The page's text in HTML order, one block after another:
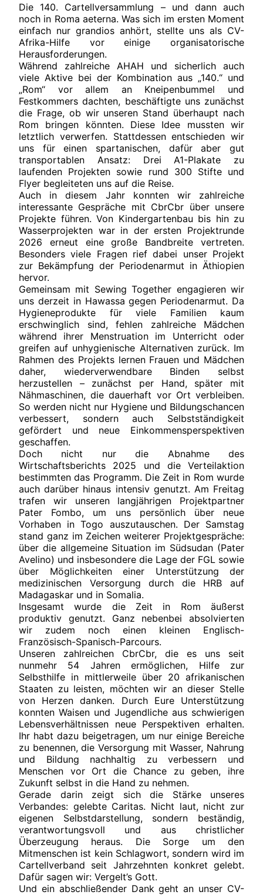
Die 140. Cartellversammlung – und dann auch
noch in Roma aeterna. Was sich im ersten Moment
einfach nur grandios anhört, stellte uns als CV-
Afrika-Hilfe vor einige organisatorische
Herausforderungen.
Während zahlreiche AHAH und sicherlich auch
viele Aktive bei der Kombination aus „140.“ und
„Rom“ vor allem an Kneipenbummel und
Festkommers dachten, beschäftigte uns zunächst
die Frage, ob wir unseren Stand überhaupt nach
Rom bringen könnten. Diese Idee mussten wir
letztlich verwerfen. Stattdessen entschieden wir
uns für einen spartanischen, dafür aber gut
transportablen Ansatz: Drei A1-Plakate zu
laufenden Projekten sowie rund 300 Stifte und
Flyer begleiteten uns auf die Reise.
Auch in diesem Jahr konnten wir zahlreiche
interessante Gespräche mit CbrCbr über unsere
Projekte führen. Von Kindergartenbau bis hin zu
Wasserprojekten war in der ersten Projektrunde
2026 erneut eine große Bandbreite vertreten.
Besonders viele Fragen rief dabei unser Projekt
zur Bekämpfung der Periodenarmut in Äthiopien
hervor.
Gemeinsam mit Sewing Together engagieren wir
uns derzeit in Hawassa gegen Periodenarmut. Da
Hygieneprodukte für viele Familien kaum
erschwinglich sind, fehlen zahlreiche Mädchen
während ihrer Menstruation im Unterricht oder
greifen auf unhygienische Alternativen zurück. Im
Rahmen des Projekts lernen Frauen und Mädchen
daher, wiederverwendbare Binden selbst
herzustellen – zunächst per Hand, später mit
Nähmaschinen, die dauerhaft vor Ort verbleiben.
So werden nicht nur Hygiene und Bildungschancen
verbessert, sondern auch Selbstständigkeit
gefördert und neue Einkommensperspektiven
geschaffen.
Doch nicht nur die Abnahme des
Wirtschaftsberichts 2025 und die Verteilaktion
bestimmten das Programm. Die Zeit in Rom wurde
auch darüber hinaus intensiv genutzt. Am Freitag
trafen wir unseren langjährigen Projektpartner
Pater Fombo, um uns persönlich über neue
Vorhaben in Togo auszutauschen. Der Samstag
stand ganz im Zeichen weiterer Projektgespräche:
über die allgemeine Situation im Südsudan (Pater
Avelino) und insbesondere die Lage der FGL sowie
über Möglichkeiten einer Unterstützung der
medizinischen Versorgung durch die HRB auf
Madagaskar und in Somalia.
Insgesamt wurde die Zeit in Rom äußerst
produktiv genutzt. Ganz nebenbei absolvierten
wir zudem noch einen kleinen Englisch-
Französisch-Spanisch-Parcours.
Unseren zahlreichen CbrCbr, die es uns seit
nunmehr 54 Jahren ermöglichen, Hilfe zur
Selbsthilfe in mittlerweile über 20 afrikanischen
Staaten zu leisten, möchten wir an dieser Stelle
von Herzen danken. Durch Eure Unterstützung
konnten Waisen und Jugendliche aus schwierigen
Lebensverhältnissen neue Perspektiven erhalten.
Ihr habt dazu beigetragen, um nur einige Bereiche
zu benennen, die Versorgung mit Wasser, Nahrung
und Bildung nachhaltig zu verbessern und
Menschen vor Ort die Chance zu geben, ihre
Zukunft selbst in die Hand zu nehmen.
Gerade darin zeigt sich die Stärke unseres
Verbandes: gelebte Caritas. Nicht laut, nicht zur
eigenen Selbstdarstellung, sondern beständig,
verantwortungsvoll und aus christlicher
Überzeugung heraus. Die Sorge um den
Mitmenschen ist kein Schlagwort, sondern wird im
Cartellverband seit Jahrzehnten konkret gelebt.
Dafür sagen wir: Vergelt’s Gott.
Und ein abschließender Dank geht an unser CV-